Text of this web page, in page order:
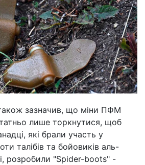
зазначив, що міни ПФМ
лише торкнутися, щоб
які брали участь у
талібів та бойовиків аль-
розробили "Spider-boots" -